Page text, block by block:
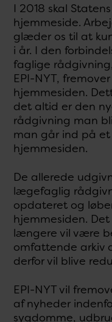
I 2018 skal
hjemmeside.
glæder os til at
i år. I den
faglige
EPI-NYT,
hjemmesiden.
det altid er den
rådgivning man
man går ind på
hjemmesiden.
De allerede
lægefaglig
opdateret og
hjemmesiden.
længere vil være
omfattende arkiv
derfor vil blive
EPI-NYT vil
af nyheder
sygdomme,